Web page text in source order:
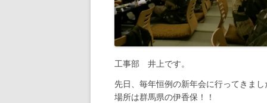
工事部 井上です。
先日、毎年恒例の新年会に行ってきま
場所は群馬県の伊香保！！